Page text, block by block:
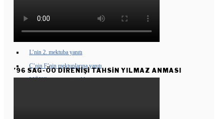
L’nin 2. mektuba yanıtı
Ç’nin F’nin mektuplarına yanıtı
MÖK’le yazışma örnekleri
’96 SAG-ÖO DİRENİŞİ TAHSİN YILMAZ ANMASI